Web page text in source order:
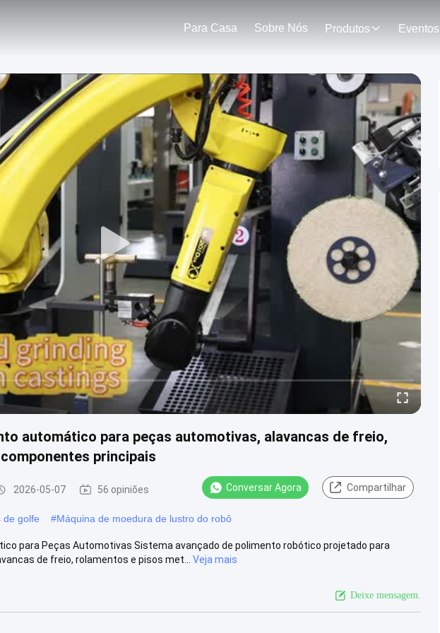
Para Casa Sobre Nós Produtos Eventos
automático para peças automotivas, alavancas de freio,
principais
2026-05-07 56 opiniões Conversar Agora Compartilhar
de golfe #Máquina de moedura de lustro do robô
para Peças Automotivas Sistema avançado de polimento robótico projetado para
de freio, rolamentos e pisos met...
Veja mais
Deixe mensagem.